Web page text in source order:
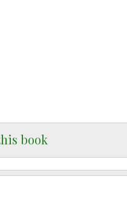
book